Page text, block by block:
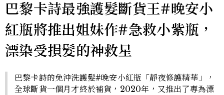
巴黎卡詩最強護髮斷貨王#晚安小
紅瓶將推出姐妹作#急救小紫瓶，
漂染受損髮的神救星
巴黎卡詩的免沖洗護髮#晚安小紅瓶「靜夜修護精華」，
全球斷貨一個月才終於補貨，2020年，又推出了專為漂